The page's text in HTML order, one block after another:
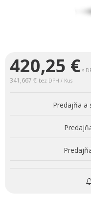
420,25 € s
341,667 € bez DPH / Kus
Predajňa a